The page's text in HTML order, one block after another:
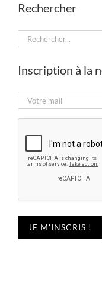
Rechercher
Rechercher:
Inscription à la